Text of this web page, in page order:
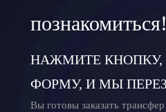
познакомиться!
НАЖМИТЕ КНОПКУ,
ФОРМУ, И МЫ
Вы готовы заказать